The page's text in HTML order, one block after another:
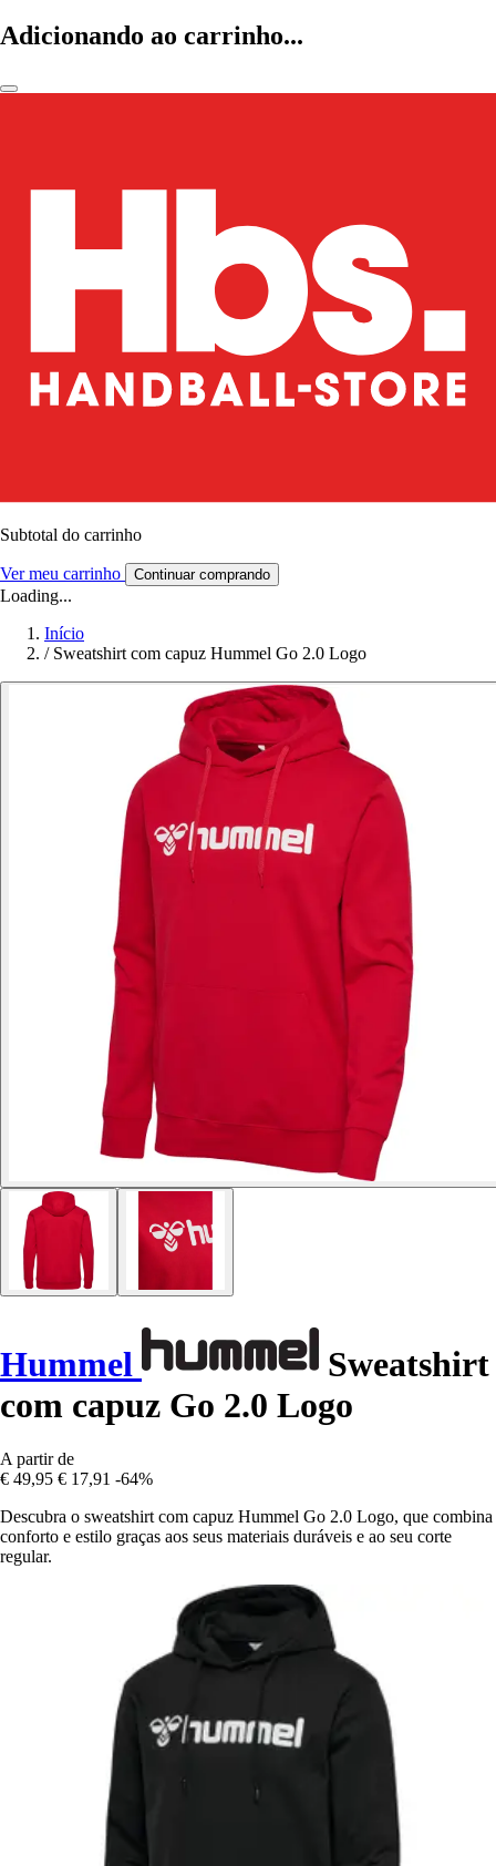
Adicionando ao carrinho...
Subtotal do carrinho
Ver meu carrinho Continuar comprando
Loading...
Início
/ Sweatshirt com capuz Hummel Go 2.0 Logo
Hummel
Sweatshirt
com capuz Go 2.0 Logo
A partir de
€ 49,95 € 17,91 -64%
Descubra o sweatshirt com capuz Hummel Go 2.0 Logo, que combina
conforto e estilo graças aos seus materiais duráveis e ao seu corte
regular.